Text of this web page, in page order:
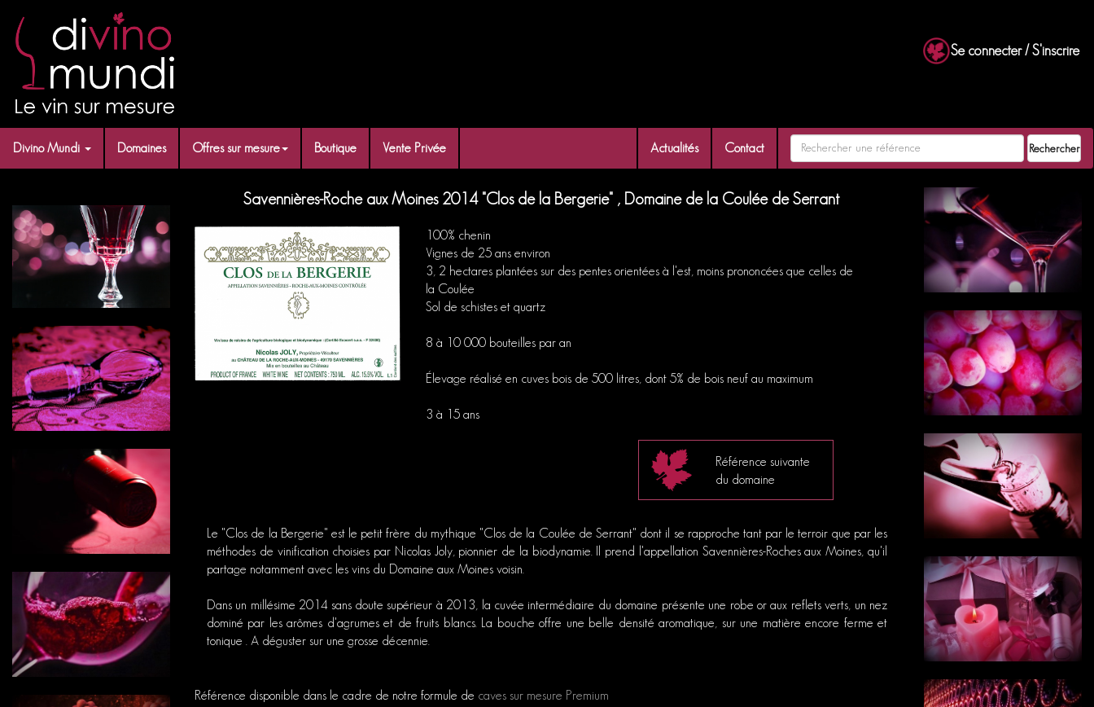
Se connecter / S'inscrire
Divino Mundi Domaines Offres sur mesure Boutique Vente Privée Actualités Contact Rechercher
Savennières-Roche aux Moines 2014 "Clos de la Bergerie" , Domaine de la Coulée de Serrant
100% chenin
Vignes de 25 ans environ
3, 2 hectares plantées sur des pentes orientées à l'est, moins prononcées que celles de
la Coulée
Sol de schistes et quartz
8 à 10 000 bouteilles par an
Élevage réalisé en cuves bois de 500 litres, dont 5% de bois neuf au maximum
3 à 15 ans
Référence suivante
du domaine
Le "Clos de la Bergerie" est le petit frère du mythique "Clos de la Coulée de Serrant" dont il se rapproche tant par le terroir que par les
méthodes de vinification choisies par Nicolas Joly, pionnier de la biodynamie. Il prend l'appellation Savennières-Roches aux Moines, qu'il
partage notamment avec les vins du Domaine aux Moines voisin.
Dans un millésime 2014 sans doute supérieur à 2013, la cuvée intermédiaire du domaine présente une robe or aux reflets verts, un nez
dominé par les arômes d'agrumes et de fruits blancs. La bouche offre une belle densité aromatique, sur une matière encore ferme et
tonique . A déguster sur une grosse décennie.
Référence disponible dans le cadre de notre formule de caves sur mesure Premium